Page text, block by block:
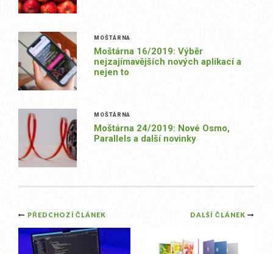
MOŠTÁRNA
Moštárna 16/2019: Výběr
nejzajímavějších nových aplikací a
nejen to
MOŠTÁRNA
Moštárna 24/2019: Nové Osmo,
Parallels a další novinky
Post
navigation
DALŠÍ ČLÁNEK
PŘEDCHOZÍ ČLÁNEK